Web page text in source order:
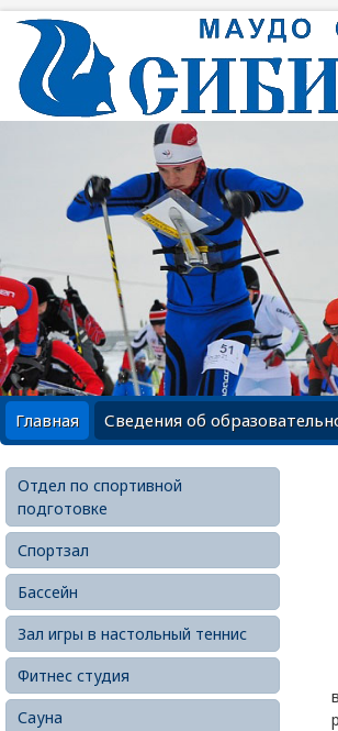
Главная Сведения об
Отдел по спортивной
подготовке
Спортзал
Бассейн
Зал игры в настольный теннис
Фитнес студия
Сауна